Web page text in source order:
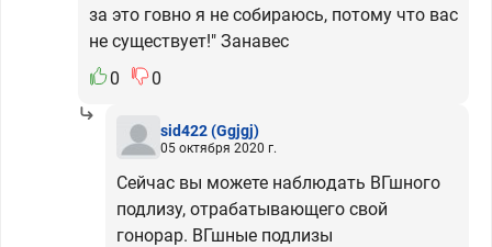
за это говно я не собираюсь, потому что вас
не существует!" Занавес
0
0
sid422(Ggjgj)
05 октября 2020 г.
Сейчас вы можете наблюдать ВГшного
подлизу, отрабатывающего свой
гонорар. ВГшные подлизы